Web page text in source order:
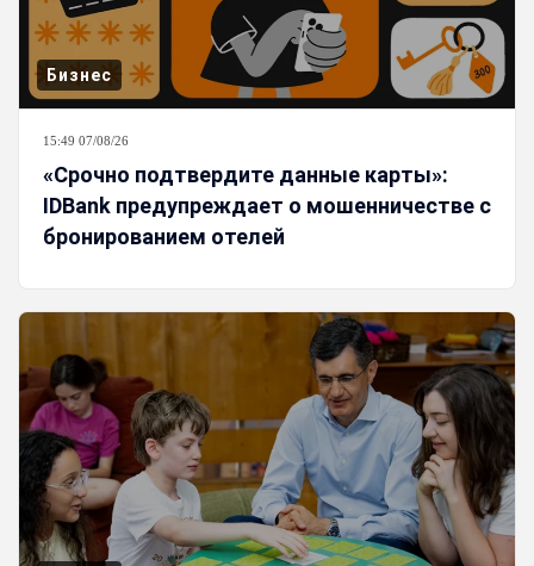
Бизнес
15:49 07/08/26
«Срочно подтвердите данные карты»:
IDBank предупреждает о мошенничестве с
бронированием отелей